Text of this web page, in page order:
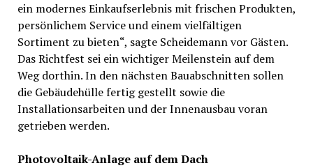
ein modernes Einkaufserlebnis mit frischen Produkten,
persönlichem Service und einem vielfältigen
Sortiment zu bieten“, sagte Scheidemann vor Gästen.
Das Richtfest sei ein wichtiger Meilenstein auf dem
Weg dorthin. In den nächsten Bauabschnitten sollen
die Gebäudehülle fertig gestellt sowie die
Installationsarbeiten und der Innenausbau voran
getrieben werden.
Photovoltaik-Anlage auf dem Dach